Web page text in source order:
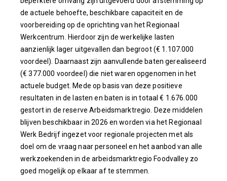
de actuele behoefte, beschikbare capaciteit en de
voorbereiding op de oprichting van het Regionaal
Werkcentrum. Hierdoor zijn de werkelijke lasten
aanzienlijk lager uitgevallen dan begroot (€ 1.107.000
voordeel). Daarnaast zijn aanvullende baten gerealiseerd
(€ 377.000 voordeel) die niet waren opgenomen in het
actuele budget. Mede op basis van deze positieve
resultaten in de lasten en baten is in totaal € 1.676.000
gestort in de reserve Arbeidsmarktregio. Deze middelen
blijven beschikbaar in 2026 en worden via het Regionaal
Werk Bedrijf ingezet voor regionale projecten met als
doel om de vraag naar personeel en het aanbod van alle
werkzoekenden in de arbeidsmarktregio Foodvalley zo
goed mogelijk op elkaar af te stemmen.